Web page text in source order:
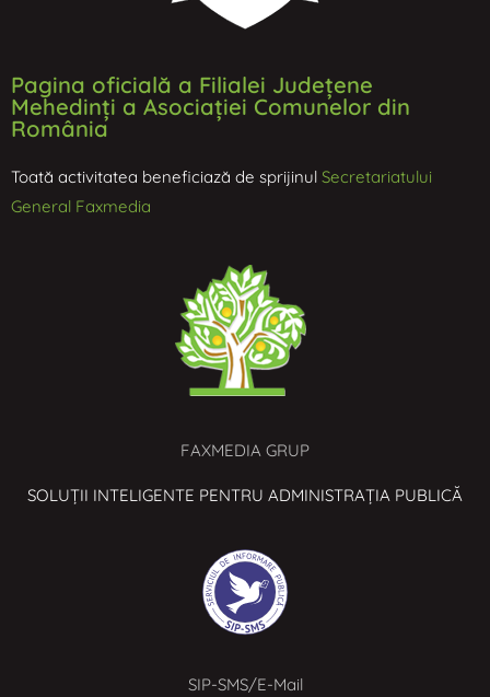
Pagina oficială a Filialei Județene
Mehedinți a Asociației Comunelor din
România
Toată activitatea beneficiază de sprijinul Secretariatului
General Faxmedia
FAXMEDIA GRUP
SOLUȚII INTELIGENTE PENTRU ADMINISTRAȚIA PUBLICĂ
SIP-SMS/E-Mail